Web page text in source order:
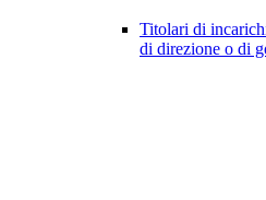
Titolari di
di direzione o di